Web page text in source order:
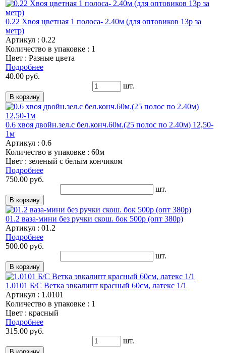
0.22 Хвоя цветная 1 полоса- 2.40м (для оптовиков 13р за
метр)
Артикул : 0.22
Количество в упаковке : 1
Цвет : Разные цвета
Подробнее
40.00 руб.
шт.
0.6 хвоя двойн.зел.с бел.конч.60м.(25 полос по 2.40м) 12,50-
1м
Артикул : 0.6
Количество в упаковке : 60м
Цвет : зеленый с белым кончиком
Подробнее
750.00 руб.
шт.
01.2 ваза-мини без ручки скош. бок 500р (опт 380р)
Артикул : 01.2
Подробнее
500.00 руб.
шт.
1.0101 Б/С Ветка эвкалипт красный 60см, латекс 1/1
Артикул : 1.0101
Количество в упаковке : 1
Цвет : красный
Подробнее
315.00 руб.
шт.